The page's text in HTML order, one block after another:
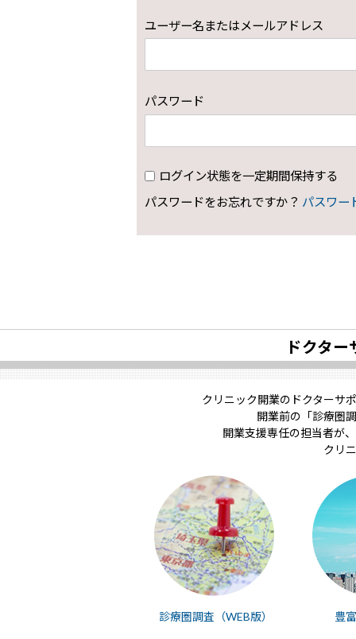
ユーザー名またはメールアドレス
パスワード
ログイン状態を一定期間保持する
パスワードをお忘れですか？ パスワー
ドクタ
クリニック開業のドクターサ
開業前の「診療圏
開業支援専任の担当者が
クリ
診療圏調査（WEB版） 豊